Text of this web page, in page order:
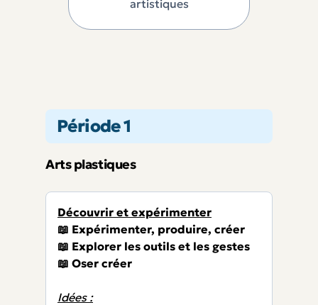
artistiques
Période 1
Arts plastiques
Découvrir et expérimenter
📖 Expérimenter, produire, créer
📖 Explorer les outils et les gestes
📖 Oser créer
Idées :